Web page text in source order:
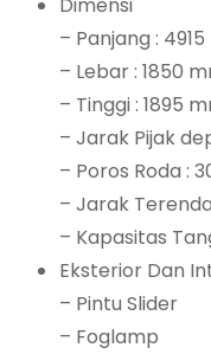
– Panjang :
– Lebar : 1850
– Tinggi : 1895
– Jarak Pijak
– Poros Roda :
– Jarak
– Kapasitas
Eksterior Dan
– Pintu Slider
– Foglamp